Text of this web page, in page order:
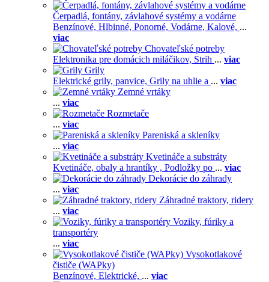
Čerpadlá, fontány, závlahové systémy a vodárne
Benzínové, Hlbinné, Ponorné, Vodárne, Kalové, ...
viac
Chovateľské potreby
Elektronika pre domácich miláčikov, Strih ... viac
Grily
Elektrické grily, panvice, Grily na uhlie a ... viac
Zemné vrtáky
... viac
Rozmetače
... viac
Pareniská a skleníky
... viac
Kvetináče a substráty
Kvetináče, obaly a hrantíky , Podložky po ... viac
Dekorácie do záhrady
... viac
Záhradné traktory, ridery
... viac
Voziky, fúriky a
transportéry
... viac
Vysokotlakové
čističe (WAPky)
Benzínové, Elektrické, ... viac